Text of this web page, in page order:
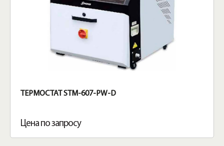
ТЕРМОСТАТ STM-607-PW-D
Цена по запросу